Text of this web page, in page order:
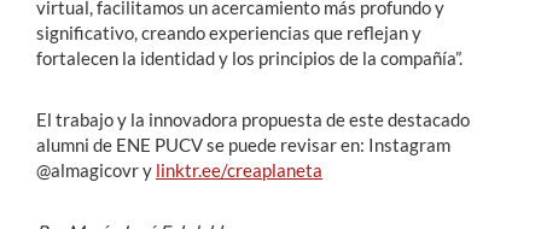
virtual, facilitamos un acercamiento más profundo y
significativo, creando experiencias que reflejan y
fortalecen la identidad y los principios de la compañía”.
El trabajo y la innovadora propuesta de este destacado
alumni de ENE PUCV se puede revisar en: Instagram
@almagicovr y linktr.ee/creaplaneta